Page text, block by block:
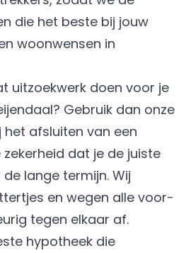
die het beste bij jouw
woonwensen in
uitzoekwerk doen voor je
Gebruik dan onze
het afsluiten van een
dat je de juiste
lange termijn. Wij
en wegen alle voor-
tegen elkaar af.
hypotheek die